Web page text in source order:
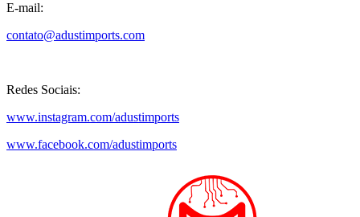
E-mail:
contato@adustimports.com
Redes Sociais:
www.instagram.com/adustimports
www.facebook.com/adustimports